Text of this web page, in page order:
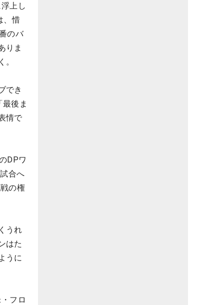
上し
、惜
のバ
りま
でき
後ま
情で
DPワ
合へ
の権
うれ
はた
うに
フロ